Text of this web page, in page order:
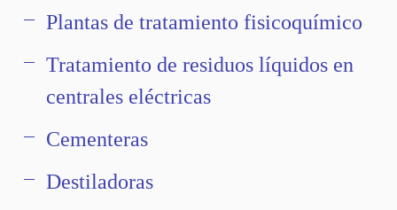
Plantas de tratamiento fisicoquímico
Tratamiento de residuos líquidos en
centrales eléctricas
Cementeras
Destiladoras